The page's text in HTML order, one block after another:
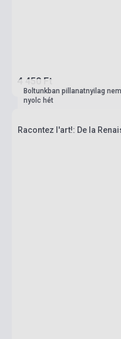
4 450 Ft
Boltunkban pillanatnyilag
nyolc hét
Racontez l'art!: De la